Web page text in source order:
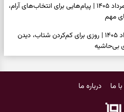
فال فرشتگان امروز یکشنبه ۱۸ مرداد ۱۴۰۵ | پیام‌هایی برای انتخاب‌های آرام،
مهم
فال روزانه امروز یکشنبه ۱۸ مرداد ۱۴۰۵ | روزی برای کم‌کردن شتاب، دیدن
بی‌حاشیه
بدون عجله
ما درباره ما